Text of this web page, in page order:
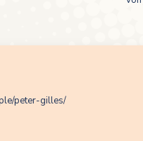
peter-gilles/